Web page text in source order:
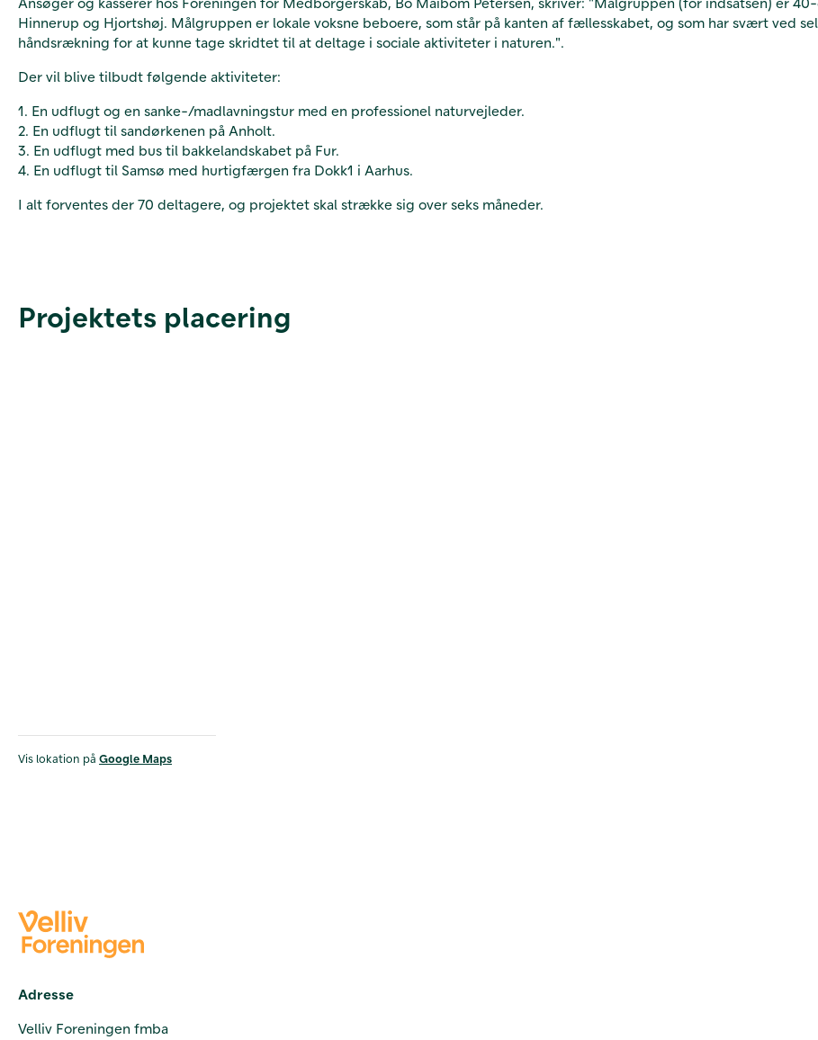
Hinnerup og Hjortshøj. Målgruppen er lokale voksne beboere, som står på kanten af fællesskabet, og som har svært ved
håndsrækning for at kunne tage skridtet til at deltage i sociale aktiviteter i naturen.".
Der vil blive tilbudt følgende aktiviteter:
1. En udflugt og en sanke-/madlavningstur med en professionel naturvejleder.
2. En udflugt til sandørkenen på Anholt.
3. En udflugt med bus til bakkelandskabet på Fur.
4. En udflugt til Samsø med hurtigfærgen fra Dokk1 i Aarhus.
I alt forventes der 70 deltagere, og projektet skal strække sig over seks måneder.
Projektets placering
Vis lokation på Google Maps
Adresse
Velliv Foreningen fmba